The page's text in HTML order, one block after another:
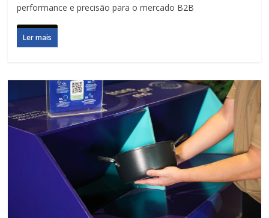
performance e precisão para o mercado B2B
Ler mais